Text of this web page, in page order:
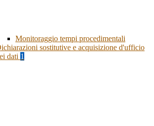
Monitoraggio tempi procedimentali
sostitutive e acquisizione d'ufficio
dati 1